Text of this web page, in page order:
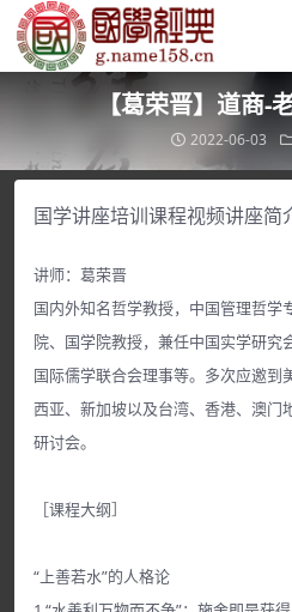
【葛荣晋】道商-
2022-06-03
国学讲座培训课程视频讲座简
讲师：葛荣晋
国内外知名哲学教授，中国管理哲学
院、国学院教授，兼任中国实学研究
国际儒学联合会理事等。多次应邀到
西亚、新加坡以及台湾、香港、澳门
研讨会。
［课程大纲］
“上善若水”的人格论